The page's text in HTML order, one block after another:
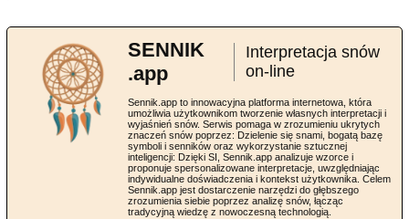
SENNIK
.app
Interpretacja snów
on-line
Sennik.app to innowacyjna platforma internetowa, która
umożliwia użytkownikom tworzenie własnych interpretacji i
wyjaśnień snów. Serwis pomaga w zrozumieniu ukrytych
znaczeń snów poprzez: Dzielenie się snami, bogatą bazę
symboli i senników oraz wykorzystanie sztucznej
inteligencji: Dzięki SI, Sennik.app analizuje wzorce i
proponuje spersonalizowane interpretacje, uwzględniając
indywidualne doświadczenia i kontekst użytkownika. Celem
Sennik.app jest dostarczenie narzędzi do głębszego
zrozumienia siebie poprzez analizę snów, łącząc
tradycyjną wiedzę z nowoczesną technologią.